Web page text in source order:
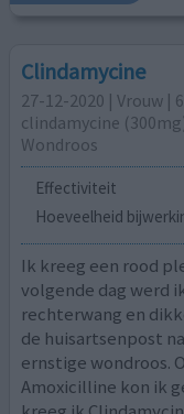
Clindamycine
27-12-2020 | Vrouw |
clindamycine
Wondroos
Effectiviteit
Hoeveelheid
Ik kreeg een rood
volgende dag werd
rechterwang en
de huisartsenpost
ernstige wondroos.
Amoxicilline kon ik